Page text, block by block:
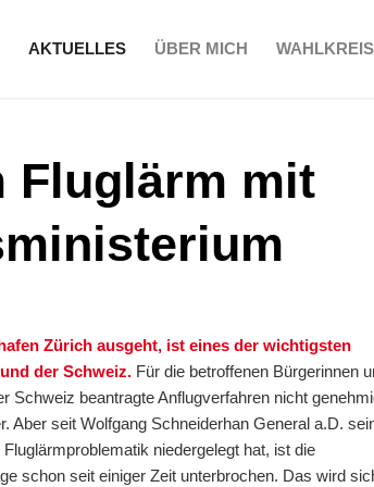
AKTUELLES ÜBER MICH WAHLKREIS
Fluglärm mit
Zürich ausgeht, ist eines der wichtigsten
der Schweiz. Für die betroffenen Bürgerinnen
Schweiz beantragte Anflugverfahren nicht
Aber seit Wolfgang Schneiderhan General a.D.
niedergelegt hat, ist die
schon seit einiger Zeit unterbrochen. Das wird